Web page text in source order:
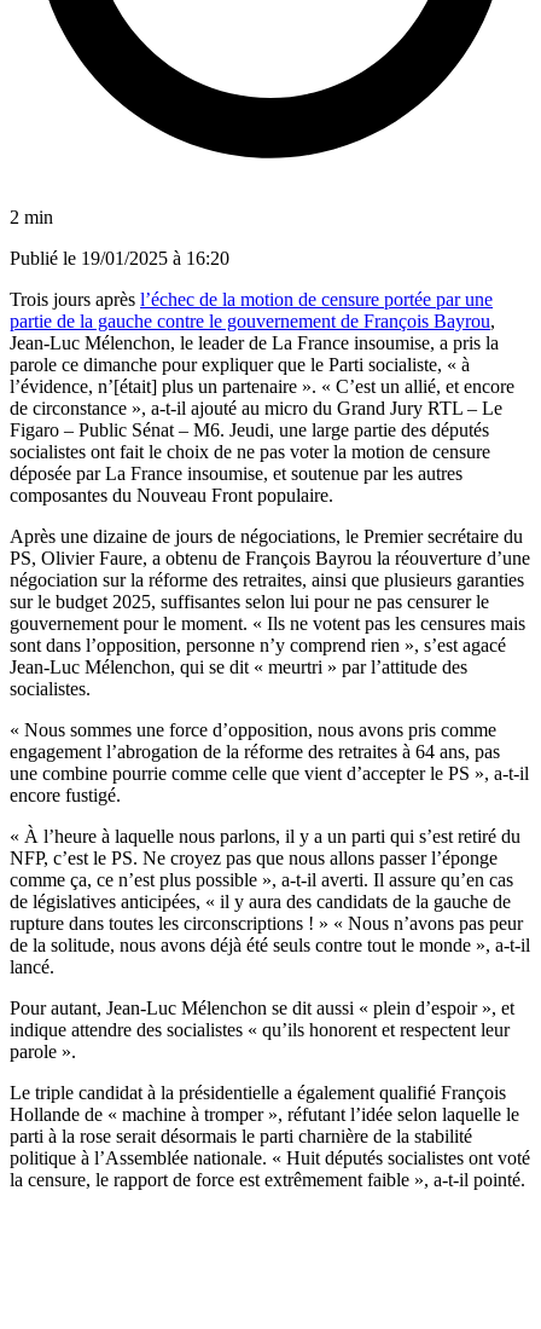
2 min
Publié le 19/01/2025 à 16:20
Trois jours après l’échec de la motion de censure portée par une
partie de la gauche contre le gouvernement de François Bayrou,
Jean-Luc Mélenchon, le leader de La France insoumise, a pris la
parole ce dimanche pour expliquer que le Parti socialiste, « à
l’évidence, n’[était] plus un partenaire ». « C’est un allié, et encore
de circonstance », a-t-il ajouté au micro du Grand Jury RTL – Le
Figaro – Public Sénat – M6. Jeudi, une large partie des députés
socialistes ont fait le choix de ne pas voter la motion de censure
déposée par La France insoumise, et soutenue par les autres
composantes du Nouveau Front populaire.
Après une dizaine de jours de négociations, le Premier secrétaire du
PS, Olivier Faure, a obtenu de François Bayrou la réouverture d’une
négociation sur la réforme des retraites, ainsi que plusieurs garanties
sur le budget 2025, suffisantes selon lui pour ne pas censurer le
gouvernement pour le moment. « Ils ne votent pas les censures mais
sont dans l’opposition, personne n’y comprend rien », s’est agacé
Jean-Luc Mélenchon, qui se dit « meurtri » par l’attitude des
socialistes.
« Nous sommes une force d’opposition, nous avons pris comme
engagement l’abrogation de la réforme des retraites à 64 ans, pas
une combine pourrie comme celle que vient d’accepter le PS », a-t-il
encore fustigé.
« À l’heure à laquelle nous parlons, il y a un parti qui s’est retiré du
NFP, c’est le PS. Ne croyez pas que nous allons passer l’éponge
comme ça, ce n’est plus possible », a-t-il averti. Il assure qu’en cas
de législatives anticipées, « il y aura des candidats de la gauche de
rupture dans toutes les circonscriptions ! » « Nous n’avons pas peur
de la solitude, nous avons déjà été seuls contre tout le monde », a-t-il
lancé.
Pour autant, Jean-Luc Mélenchon se dit aussi « plein d’espoir », et
indique attendre des socialistes « qu’ils honorent et respectent leur
parole ».
Le triple candidat à la présidentielle a également qualifié François
Hollande de « machine à tromper », réfutant l’idée selon laquelle le
parti à la rose serait désormais le parti charnière de la stabilité
politique à l’Assemblée nationale. « Huit députés socialistes ont voté
la censure, le rapport de force est extrêmement faible », a-t-il pointé.